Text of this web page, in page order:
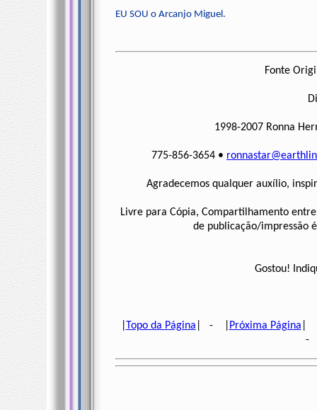
EU SOU o Arcanjo Miguel.
Fonte
1998-2007 Ronna
775-856-3654 •
Agradecemos qualquer auxílio,
Livre para Cópia, Compartilhamento
de publicação/impressão
Gostou!
Topo da Página | - | Próxima Página
-